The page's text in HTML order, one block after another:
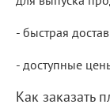
- быстрая
- доступные
Как заказать